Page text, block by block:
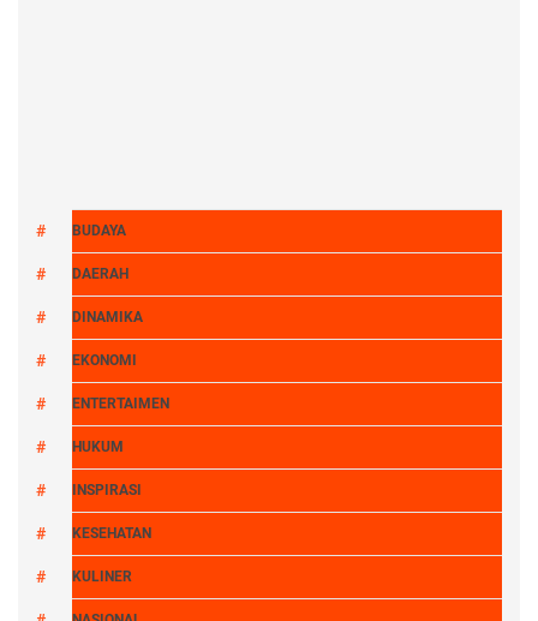
BUDAYA
DAERAH
DINAMIKA
EKONOMI
ENTERTAIMEN
HUKUM
INSPIRASI
KESEHATAN
KULINER